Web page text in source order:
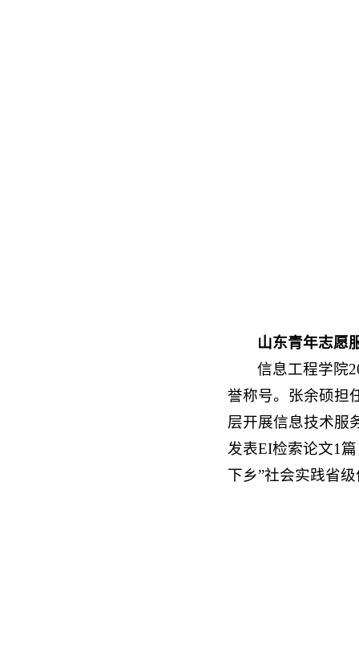
山东青年志愿
信息工程学院
誉称号。张余硕担
层开展信息技术服
发表EI检索论文1
下乡”社会实践省